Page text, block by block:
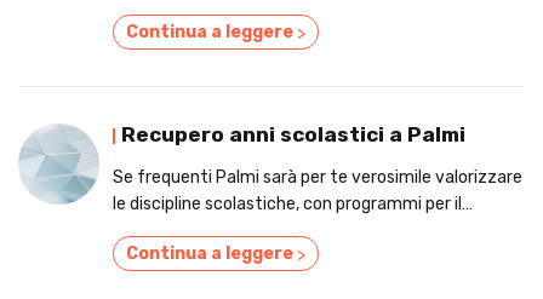
Continua a leggere >
Recupero anni scolastici a Palmi
Se frequenti Palmi sarà per te verosimile valorizzare
le discipline scolastiche, con programmi per il
Continua a leggere >